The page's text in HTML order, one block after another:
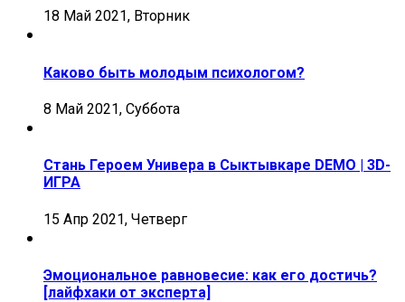
18 Май 2021, Вторник
Каково быть молодым психологом?
8 Май 2021, Суббота
Стань Героем Универа в Сыктывкаре DEMO | 3D-
ИГРА
15 Апр 2021, Четверг
Эмоциональное равновесие: как его достичь?
[лайфхаки от эксперта]